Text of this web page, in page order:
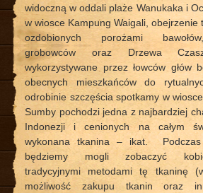
widoczną w oddali plaże Wanukaka i
w wiosce Kampung Waigali, obejrzenie
ozdobionych porożami
grobowców oraz Drzewa
wykorzystywane przez łowców głów
obecnych mieszkańców do
odrobinie szczęścia spotkamy w
Sumby pochodzi jedna z najbardziej
Indonezji i cenionych na całym
wykonana tkanina – ikat.
będziemy mogli zobaczyć
tradycyjnymi metodami tę tkaninę
możliwość zakupu tkanin oraz